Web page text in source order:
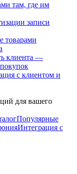
там, где им
записи
товарами
клиента —
с клиентом и
для вашего
Популярные
Интеграция с